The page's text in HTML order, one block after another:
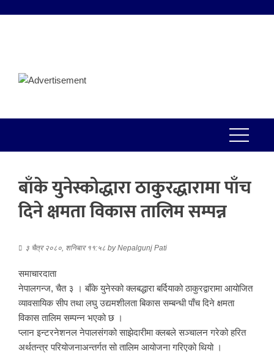
बाँके युनेस्कोद्धारा ठाकुरद्धारामा पाँच
दिने क्षमता विकास तालिम सम्पन्न
३ चैत्र २०८०, शनिबार ११:५८ byNepalgunj Pati
समाचारदाता
नेपालगन्ज, चैत ३ । बाँके युनेस्को क्लबद्धारा बर्दियाको ठाकुरद्वारामा आयोजित
व्यावसायिक सीप तथा लघु उद्यमशीलता बिकास सम्बन्धी पाँच दिने क्षमता
विकास तालिम सम्पन्न भएको छ ।
प्लान इन्टरनेशनल नेपालसंगको साझेदारीमा क्लबले सञ्चालन गरेको हरित
अर्थतन्त्र परियोजनाअन्तर्गत सो तालिम आयोजना गरिएको थियो ।